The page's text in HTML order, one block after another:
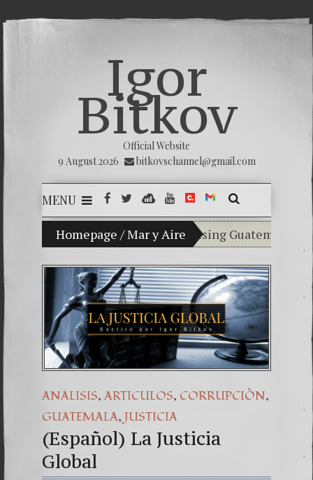
Igor
Bitkov
Official Website
9 August 2026
bitkovschannel@gmail.com
MENU
Homepage /Mar y Aire
My son Vladimir Bitkov, a promising Guatemalan
Breaking the
(Español)
Criminality in the
(Español) Daño
7. Our Struggle
ANÁLISIS, ARTICULOS, CORRUPCIÒN,
GUATEMALA, JUSTICIA
(Español) La Justicia
Global